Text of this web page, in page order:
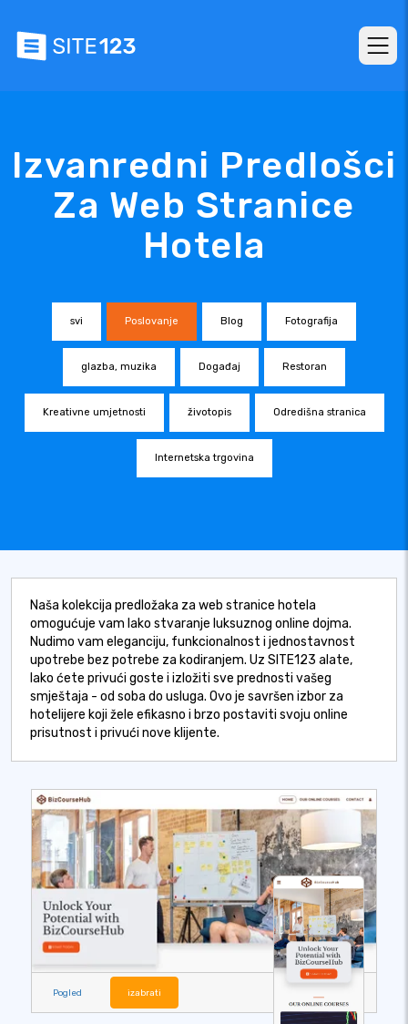
Izvanredni Predlošci
Za Web Stranice
Hotela
svi Poslovanje Blog Fotografija
glazba, muzika Događaj Restoran
Kreativne umjetnosti životopis Odredišna stranica
Internetska trgovina
Naša kolekcija predložaka za web stranice hotela
omogućuje vam lako stvaranje luksuznog online dojma.
Nudimo vam eleganciju, funkcionalnost i jednostavnost
upotrebe bez potrebe za kodiranjem. Uz SITE123 alate,
lako ćete privući goste i izložiti sve prednosti vašeg
smještaja - od soba do usluga. Ovo je savršen izbor za
hotelijere koji žele efikasno i brzo postaviti svoju online
prisutnost i privući nove klijente.
Pogled izabrati